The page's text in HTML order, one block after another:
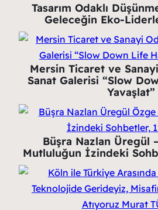
Tasarım Odaklı
Geleceğin Eko-
Mersin Ticaret ve Sanayi
Sanat Galerisi “Slow
Yavaşlat”
Büşra Nazlan Üregül
Mutluluğun İzindeki